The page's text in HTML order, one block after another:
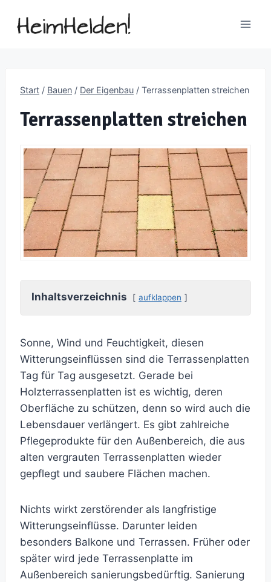
Inhalt
Start / Bauen / Der Eigenbau / Terrassenplatten streichen
Terrassenplatten streichen
Inhaltsverzeichnis aufklappen
Sonne, Wind und Feuchtigkeit, diesen
Witterungseinflüssen sind die Terrassenplatten
Tag für Tag ausgesetzt. Gerade bei
Holzterrassenplatten ist es wichtig, deren
Oberfläche zu schützen, denn so wird auch die
Lebensdauer verlängert. Es gibt zahlreiche
Pflegeprodukte für den Außenbereich, die aus
alten vergrauten Terrassenplatten wieder
gepflegt und saubere Flächen machen.
Nichts wirkt zerstörender als langfristige
Witterungseinflüsse. Darunter leiden
besonders Balkone und Terrassen. Früher oder
später wird jede Terrassenplatte im
Außenbereich sanierungsbedürftig. Sanierung